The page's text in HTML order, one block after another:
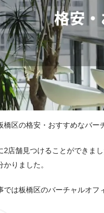
橋区の格安・おすすめなバー
2店舗見つけることができま
かりました。
では板橋区のバーチャルオフ